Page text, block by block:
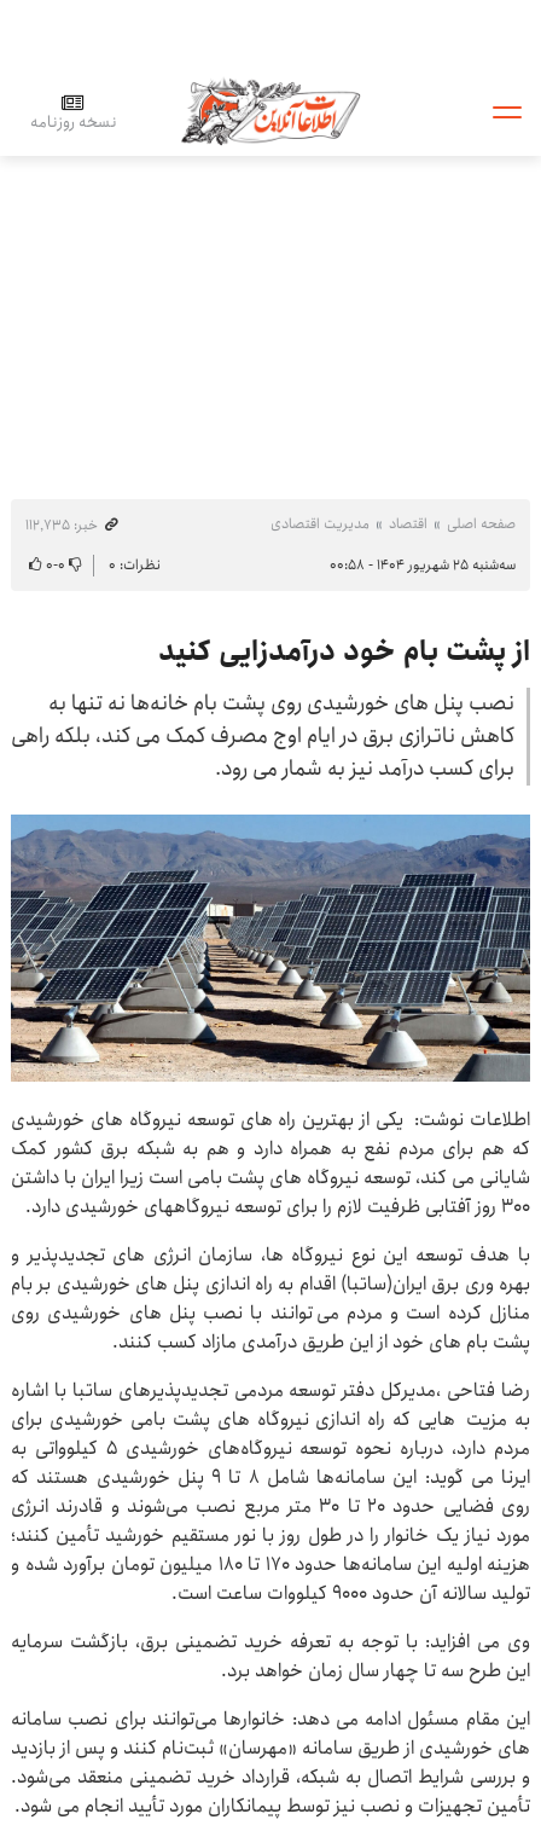
نسخه روزنامه
صفحه اصلی اقتصاد مدیریت اقتصادی
خبر: ۱۱۲٬۷۳۵
سه‌شنبه ۲۵ شهریور ۱۴۰۴ - ۰۰:۵۸
نظرات: ۰ ۰-۰
از پشت بام خود درآمدزایی کنید
نصب پنل های خورشیدی روی پشت بام خانه‌ها نه تنها به
کاهش ناترازی برق در ایام اوج مصرف کمک می کند، بلکه راهی
برای کسب درآمد نیز به شمار می رود.
اطلاعات نوشت: یکی از بهترین راه های توسعه نیروگاه های خورشیدی
که هم برای مردم نفع به همراه دارد و هم به شبکه برق کشور کمک
شایانی می کند، توسعه نیروگاه های پشت بامی است زیرا ایران با داشتن
۳۰۰ روز آفتابی ظرفیت لازم را برای توسعه نیروگاههای خورشیدی دارد.
با هدف توسعه این نوع نیروگاه ها، سازمان انرژی های تجدیدپذیر و
بهره وری برق ایران(ساتبا) اقدام به راه اندازی پنل های خورشیدی بر بام
منازل کرده است و مردم می توانند با نصب پنل های خورشیدی روی
پشت بام های خود از این طریق درآمدی مازاد کسب کنند.
رضا فتاحی ،مدیرکل دفتر توسعه مردمی تجدیدپذیرهای ساتبا با اشاره
به مزیت هایی که راه اندازی نیروگاه های پشت بامی خورشیدی برای
مردم دارد، درباره نحوه توسعه نیروگاه‌های خورشیدی ۵ کیلوواتی به
ایرنا می گوید: این سامانه‌ها شامل ۸ تا ۹ پنل خورشیدی هستند که
روی فضایی حدود ۲۰ تا ۳۰ متر مربع نصب می‌شوند و قادرند انرژی
مورد نیاز یک خانوار را در طول روز با نور مستقیم خورشید تأمین کنند؛
هزینه اولیه این سامانه‌ها حدود ۱۷۰ تا ۱۸۰ میلیون تومان برآورد شده و
تولید سالانه آن حدود ۹۰۰۰ کیلووات ساعت است.
وی می افزاید: با توجه به تعرفه خرید تضمینی برق، بازگشت سرمایه
این طرح سه تا چهار سال زمان خواهد برد.
این مقام مسئول ادامه می دهد: خانوارها می‌توانند برای نصب سامانه
های خورشیدی از طریق سامانه «مهرسان» ثبت‌نام کنند و پس از بازدید
و بررسی شرایط اتصال به شبکه، قرارداد خرید تضمینی منعقد می‌شود.
تأمین تجهیزات و نصب نیز توسط پیمانکاران مورد تأیید انجام می‌ شود.